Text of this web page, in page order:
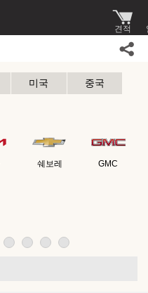
미국
중국
쉐보레 GMC